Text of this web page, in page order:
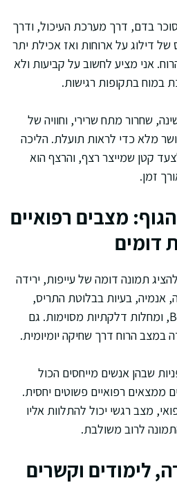
בדם, דרך מערכת העיכול, ודרך
דילוג על ארוחות ואז אכילת יתר
אני מציע לחשוב על קביעות ולא
במוח בתקופות רגישות.
שחרור מתח שרירי, וחוויה של
מלא כדי לראות תועלת. הליכה
קטן שמייצר רצף, והרצף הוא
זמן.
מצבים רפואיים
דומים
תמונה דומה של עייפות, ירידה
אנמיה, בעיות בבלוטת התריס,
מחסור בברזל או בויטמין B12, ומחלות דלקתיות מסוימות. גם
במצב הרוח דרך שחיקה יומיומית.
שבהן אנשים מייחסים הכול
ממצאים רפואיים פשוטים יחסית.
מצב רגשי יכול להתלוות אליו
לרוב משולבת.
לימודים וקשרים